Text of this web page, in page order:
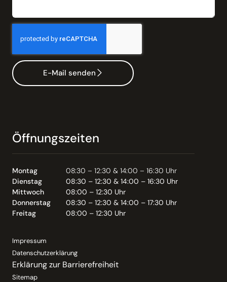
E-Mail senden
Öffnungszeiten
Montag
08:30 – 12:30 & 14:00 – 16:30 Uhr
Dienstag
08:30 – 12:30 & 14:00 – 16:30 Uhr
Mittwoch
08:00 – 12:30 Uhr
Donnerstag
08:30 – 12:30 & 14:00 – 17:30 Uhr
Freitag
08:00 – 12:30 Uhr
Impressum
Datenschutzerklärung
Erklärung zur Barrierefreiheit
Sitemap